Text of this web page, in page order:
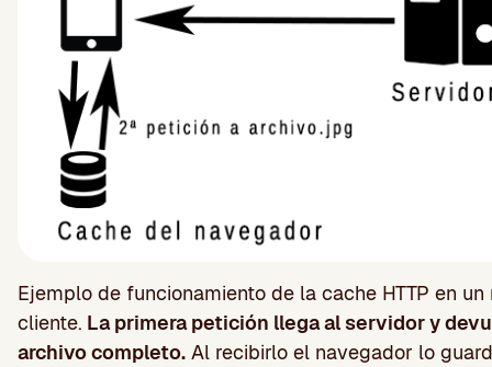
Ejemplo de funcionamiento de la cache HTTP en
cliente. La primera petición llega al servidor y
archivo completo. Al recibirlo el navegador lo